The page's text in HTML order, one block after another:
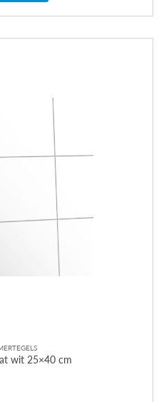
wit 25×40 cm